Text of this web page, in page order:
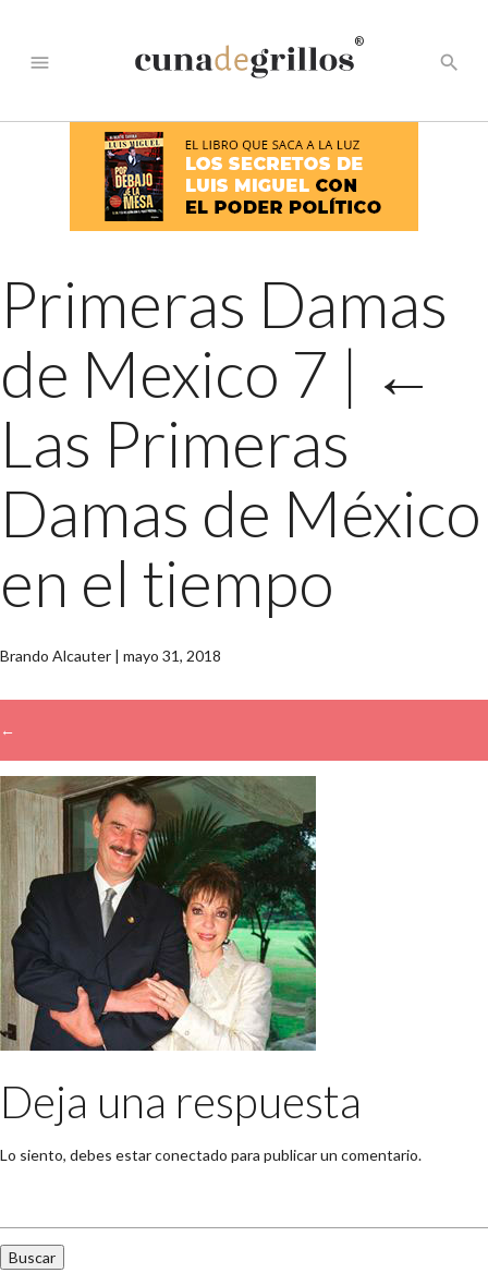
menu
®
search
Primeras Damas
de Mexico 7 | ←
Las Primeras
Damas de México
en el tiempo
Brando Alcauter | mayo 31, 2018
←
→
Deja una respuesta
Lo siento, debes estarconectado para publicar un comentario.